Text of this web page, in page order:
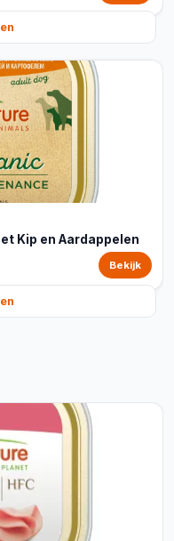
Kip en Aardappelen
Bekijk